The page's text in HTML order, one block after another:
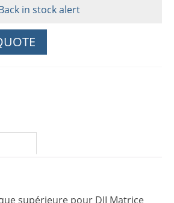
in stock alert
supérieure pour DJI Matrice